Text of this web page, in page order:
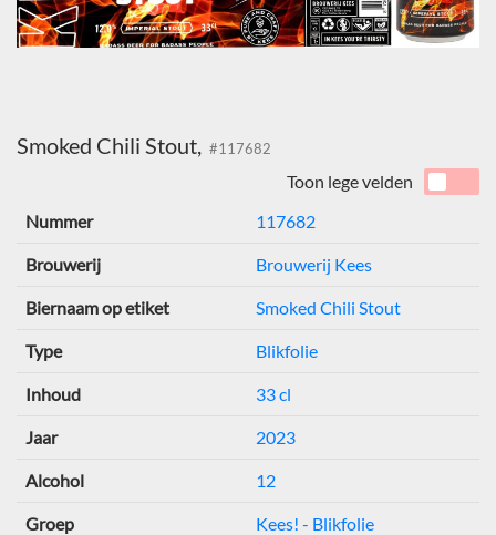
Smoked Chili Stout, #117682
Toon lege velden
Nummer
117682
Brouwerij Brouwerij Kees
Biernaam op etiket Smoked Chili Stout
Type Blikfolie
Inhoud 33 cl
Jaar 2023
Alcohol 12
Groep Kees! - Blikfolie